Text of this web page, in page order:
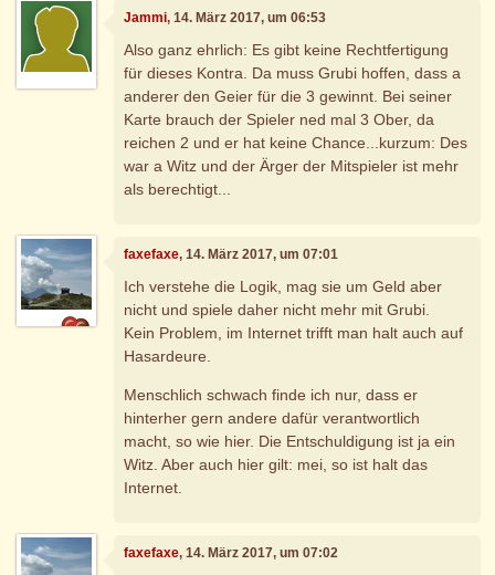
Jammi, 14. März 2017, um 06:53
Also ganz ehrlich: Es gibt keine Rechtfertigung
für dieses Kontra. Da muss Grubi hoffen, dass a
anderer den Geier für die 3 gewinnt. Bei seiner
Karte brauch der Spieler ned mal 3 Ober, da
reichen 2 und er hat keine Chance...kurzum: Des
war a Witz und der Ärger der Mitspieler ist mehr
als berechtigt...
faxefaxe, 14. März 2017, um 07:01
Ich verstehe die Logik, mag sie um Geld aber
nicht und spiele daher nicht mehr mit Grubi.
Kein Problem, im Internet trifft man halt auch auf
Hasardeure.
Menschlich schwach finde ich nur, dass er
hinterher gern andere dafür verantwortlich
macht, so wie hier. Die Entschuldigung ist ja ein
Witz. Aber auch hier gilt: mei, so ist halt das
Internet.
faxefaxe, 14. März 2017, um 07:02